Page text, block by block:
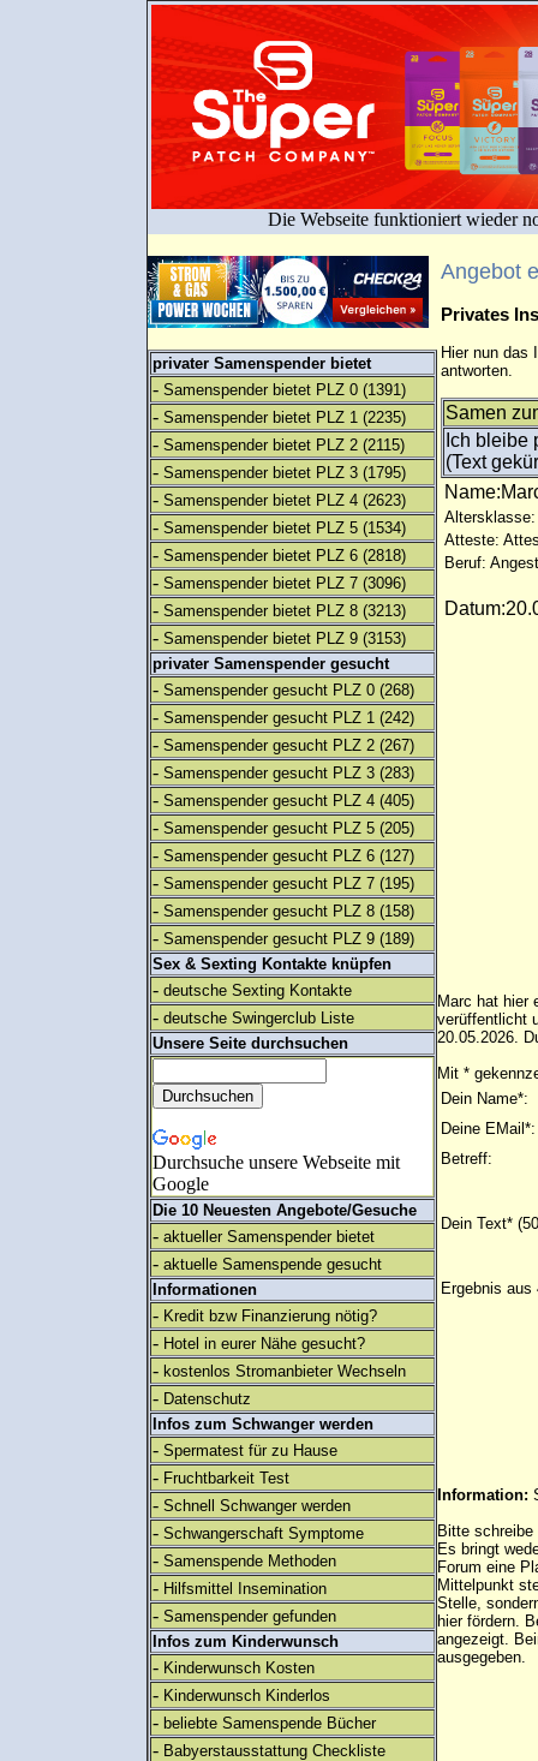
Die Webseite funktioniert wieder
privater Samenspender bietet
- Samenspender bietet PLZ 0 (1391)
- Samenspender bietet PLZ 1 (2235)
- Samenspender bietet PLZ 2 (2115)
- Samenspender bietet PLZ 3 (1795)
- Samenspender bietet PLZ 4 (2623)
- Samenspender bietet PLZ 5 (1534)
- Samenspender bietet PLZ 6 (2818)
- Samenspender bietet PLZ 7 (3096)
- Samenspender bietet PLZ 8 (3213)
- Samenspender bietet PLZ 9 (3153)
privater Samenspender gesucht
- Samenspender gesucht PLZ 0 (268)
- Samenspender gesucht PLZ 1 (242)
- Samenspender gesucht PLZ 2 (267)
- Samenspender gesucht PLZ 3 (283)
- Samenspender gesucht PLZ 4 (405)
- Samenspender gesucht PLZ 5 (205)
- Samenspender gesucht PLZ 6 (127)
- Samenspender gesucht PLZ 7 (195)
- Samenspender gesucht PLZ 8 (158)
- Samenspender gesucht PLZ 9 (189)
Sex & Sexting Kontakte knüpfen
- deutsche Sexting Kontakte
- deutsche Swingerclub Liste
Unsere Seite durchsuchen
Durchsuche unsere Webseite mit
Google
Die 10 Neuesten Angebote/Gesuche
- aktueller Samenspender bietet
- aktuelle Samenspende gesucht
Informationen
- Kredit bzw Finanzierung nötig?
- Hotel in eurer Nähe gesucht?
- kostenlos Stromanbieter Wechseln
- Datenschutz
Infos zum Schwanger werden
- Spermatest für zu Hause
- Fruchtbarkeit Test
- Schnell Schwanger werden
- Schwangerschaft Symptome
- Samenspende Methoden
- Hilfsmittel Insemination
- Samenspender gefunden
Infos zum Kinderwunsch
- Kinderwunsch Kosten
- Kinderwunsch Kinderlos
- beliebte Samenspende Bücher
- Babyerstausstattung Checkliste
Angebot
Privates
Hier nun das
antworten.
Samen
Ich bleibe
(Text
Altersklasse:
Atteste:
Beruf:
Marc hat hier
verüffentlicht
20.05.2026.
Mit *
Dein Name*:
Deine EMail*:
Betreff:
Dein Text*
Ergebnis aus
Information:
Bitte
Es bringt
Forum eine
Mittelpunkt
Stelle,
hier fördern.
angezeigt.
ausgegeben.